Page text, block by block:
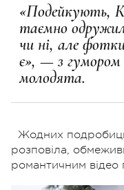
«Подейкують,
таємно
чи ні, але
є», — з гумором
молодята.
Жодних подробиць
розповіла,
романтичним відео